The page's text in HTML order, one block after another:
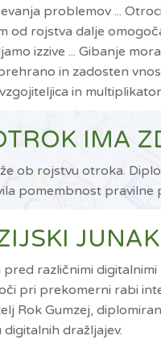
problemov ...
od rojstva dalje
izzive ... Gibanje
in zadosten
in
IMA
ob rojstvu otroka.
pomembnost
različnimi
pri prekomerni rabi
Rok Gumzej,
dražljajev.